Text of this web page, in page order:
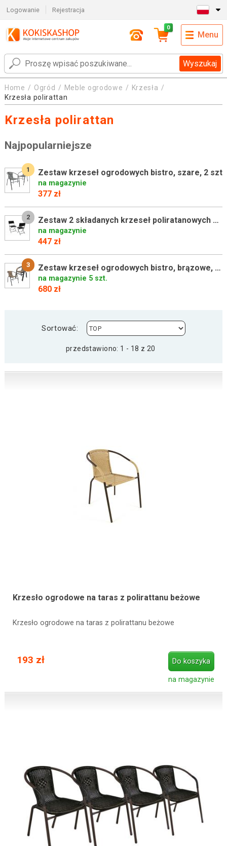
Logowanie Rejestracja
Wyszukaj
0
Menu
Home Ogród Meble ogrodowe
Krzesła
Krzesła polirattan
Krzesła polirattan
Najpopularniejsze
1 Zestaw krzeseł ogrodowych bistro, szare, 2 szt
na magazynie
377 zł
2 Zestaw 2 składanych krzeseł poliratanowych 80 x 40 cm
na magazynie
447 zł
3 Zestaw krzeseł ogrodowych bistro, brązowe, 4 szt
na magazynie 5 szt.
680 zł
Sortować:
przedstawiono: 1 - 18 z 20
Krzesło ogrodowe na taras z polirattanu beżowe
Krzesło ogrodowe na taras z polirattanu beżowe
193 zł Do koszyka
na magazynie